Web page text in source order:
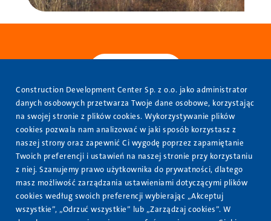
Stopka
O nas
Oferta
Nasze realizacje
Kontakt
www.veolia.pl
Construction Development Center Sp. z o.o. jako administrator
danych osobowych przetwarza Twoje dane osobowe, korzystając
na swojej stronie z plików cookies. Wykorzystywanie plików
cookies pozwala nam analizować w jaki sposób korzystasz z
naszej strony oraz zapewnić Ci wygodę poprzez zapamiętanie
Twoich preferencji i ustawień na naszej stronie przy korzystaniu
z niej. Szanujemy prawo użytkownika do prywatności, dlatego
masz możliwość zarządzania ustawieniami dotyczącymi plików
cookies według swoich preferencji wybierając „Akceptuj
wszystkie”, „Odrzuć wszystkie” lub „Zarządzaj cookies”. W